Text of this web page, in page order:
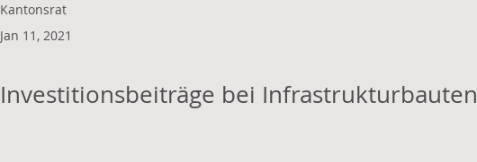
Kantonsrat
Jan 11, 2021
Investitionsbeiträge bei Infrastrukturbauten